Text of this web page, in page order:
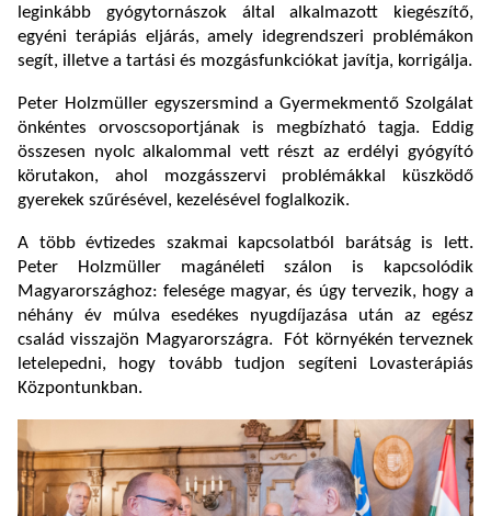
leginkább gyógytornászok által alkalmazott kiegészítő,
egyéni terápiás eljárás, amely idegrendszeri problémákon
segít, illetve a tartási és mozgásfunkciókat javítja, korrigálja.
Peter Holzmüller egyszersmind a Gyermekmentő Szolgálat
önkéntes orvoscsoportjának is megbízható tagja. Eddig
összesen nyolc alkalommal vett részt az erdélyi gyógyító
körutakon, ahol mozgásszervi problémákkal küszködő
gyerekek szűrésével, kezelésével foglalkozik.
A több évtizedes szakmai kapcsolatból barátság is lett.
Peter Holzmüller magánéleti szálon is kapcsolódik
Magyarországhoz: felesége magyar, és úgy tervezik, hogy a
néhány év múlva esedékes nyugdíjazása után az egész
család visszajön Magyarországra. Fót környékén terveznek
letelepedni, hogy tovább tudjon segíteni Lovasterápiás
Központunkban.